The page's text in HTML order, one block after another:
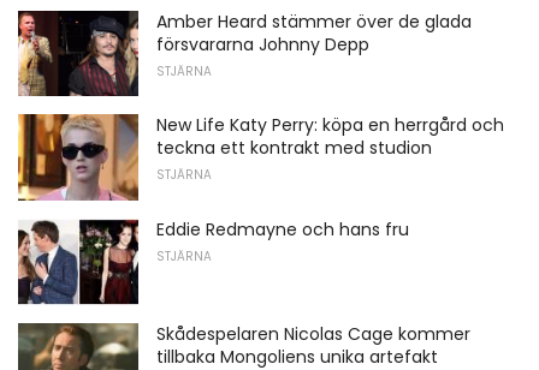
Amber Heard stämmer över de glada
försvararna Johnny Depp
STJÄRNA
New Life Katy Perry: köpa en herrgård och
teckna ett kontrakt med studion
STJÄRNA
Eddie Redmayne och hans fru
STJÄRNA
Skådespelaren Nicolas Cage kommer
tillbaka Mongoliens unika artefakt